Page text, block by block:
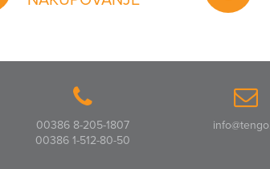
00386 8-205-1807
00386 1-512-80-50